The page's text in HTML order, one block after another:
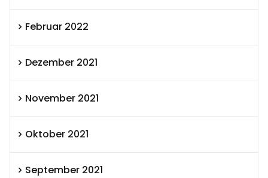
Februar 2022
Dezember 2021
November 2021
Oktober 2021
September 2021